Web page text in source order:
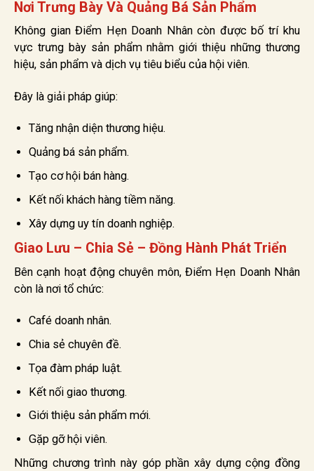
Nơi Trưng Bày Và Quảng Bá Sản Phẩm
Không gian Điểm Hẹn Doanh Nhân còn được bố trí khu
vực trưng bày sản phẩm nhằm giới thiệu những thương
hiệu, sản phẩm và dịch vụ tiêu biểu của hội viên.
Đây là giải pháp giúp:
Tăng nhận diện thương hiệu.
Quảng bá sản phẩm.
Tạo cơ hội bán hàng.
Kết nối khách hàng tiềm năng.
Xây dựng uy tín doanh nghiệp.
Giao Lưu – Chia Sẻ – Đồng Hành Phát Triển
Bên cạnh hoạt động chuyên môn, Điểm Hẹn Doanh Nhân
còn là nơi tổ chức:
Café doanh nhân.
Chia sẻ chuyên đề.
Tọa đàm pháp luật.
Kết nối giao thương.
Giới thiệu sản phẩm mới.
Gặp gỡ hội viên.
Những chương trình này góp phần xây dựng cộng đồng